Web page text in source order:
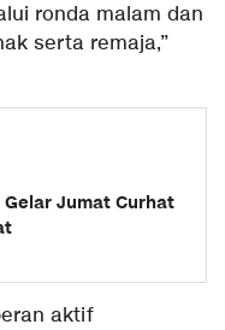
ronda malam dan
serta remaja,”
Gelar Jumat Curhat
aktif